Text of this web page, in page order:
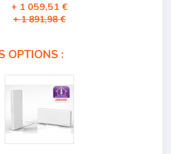
1 059,51 €
1 891,98 €
OPTIONS :